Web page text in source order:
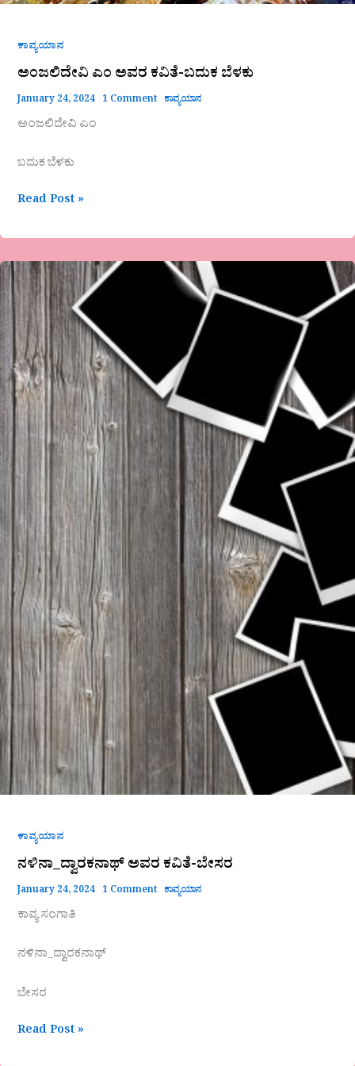
ಕಾವ್ಯಯಾನ
ಅಂಜಲಿದೇವಿ ಎಂ ಅವರ ಕವಿತೆ-ಬದುಕ ಬೆಳಕು
January 24, 2024 1 Comment ಕಾವ್ಯಯಾನ
ಅಂಜಲಿದೇವಿ ಎಂ
ಬದುಕ ಬೆಳಕು
Read Post »
ಕಾವ್ಯಯಾನ
ನಳಿನಾ_ದ್ವಾರಕನಾಥ್ ಅವರ ಕವಿತೆ-ಬೇಸರ
January 24, 2024 1 Comment ಕಾವ್ಯಯಾನ
ಕಾವ್ಯ ಸಂಗಾತಿ
ನಳಿನಾ_ದ್ವಾರಕನಾಥ್
ಬೇಸರ
ನಳಿನಾ_ದ್ವಾರಕನಾಥ್
ಅವರ
ಕವಿತೆ-
ಬೇಸರ
Read Post »